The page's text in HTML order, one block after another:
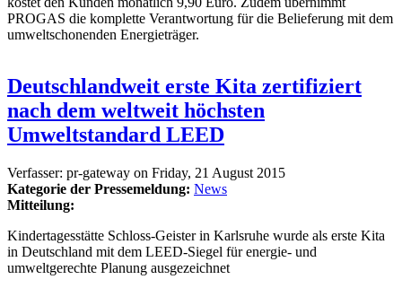
PROGAS die komplette Verantwortung für die Belieferung mit dem
umweltschonenden Energieträger.
Deutschlandweit erste Kita zertifiziert
nach dem weltweit höchsten
Umweltstandard LEED
Verfasser: pr-gateway on Friday, 21 August 2015
Kategorie der Pressemeldung: News
Mitteilung:
Kindertagesstätte Schloss-Geister in Karlsruhe wurde als erste Kita
in Deutschland mit dem LEED-Siegel für energie- und
umweltgerechte Planung ausgezeichnet